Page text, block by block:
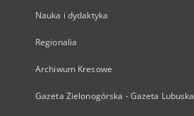
Nauka i dydaktyka
Regionalia
Archiwum Kresowe
Gazeta Zielonogórska - Gazeta Lubuska